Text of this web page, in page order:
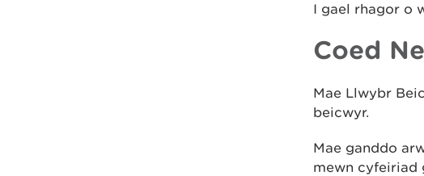
I gael rhagor o
Coed
Mae Llwybr
beicwyr.
Mae ganddo
mewn cyfeiriad